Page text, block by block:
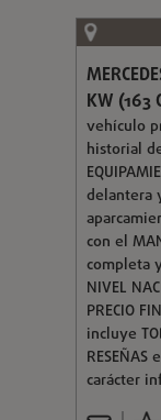
KW (163
vehículo
historial
delantera
con el
completa
NIVEL
PRECIO
incluye
carácter